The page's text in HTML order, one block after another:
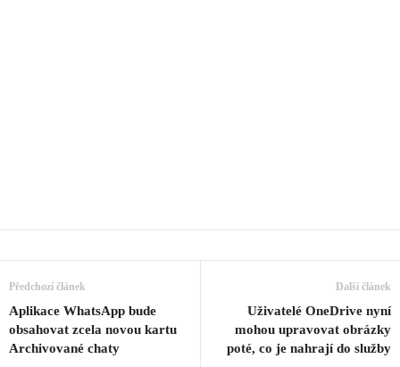
Předchozí článek
Aplikace WhatsApp bude
obsahovat zcela novou kartu
Archivované chaty
Další článek
Uživatelé OneDrive nyní
mohou upravovat obrázky
poté, co je nahrají do služby